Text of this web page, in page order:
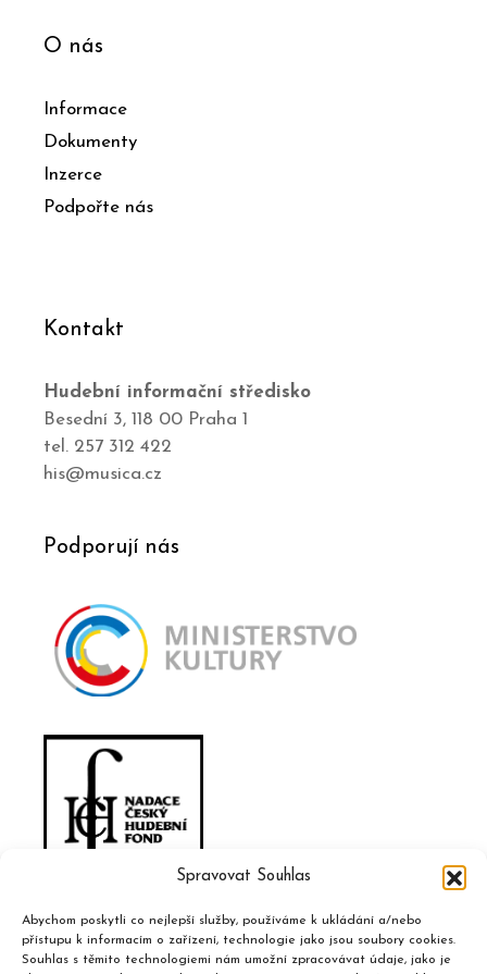
Spravovat Souhlas
Abychom poskytli co nejlepší služby, používáme k ukládání a/nebo
přístupu k informacím o zařízení, technologie jako jsou soubory cookies.
Souhlas s těmito technologiemi nám umožní zpracovávat údaje, jako je
O nás
Informace
Dokumenty
Inzerce
Podpořte nás
Kontakt
Hudební informační středisko
Besední 3, 118 00 Praha 1
tel. 257 312 422
his@musica.cz
Podporují nás